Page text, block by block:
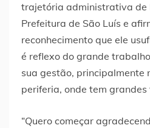
trajetória administrativa de
Prefeitura de São Luís e
reconhecimento que ele
é reflexo do grande
sua gestão, principalmente
periferia, onde tem grandes
“Quero começar